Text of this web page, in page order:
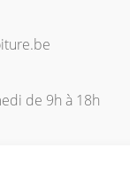
de 9h à 18h